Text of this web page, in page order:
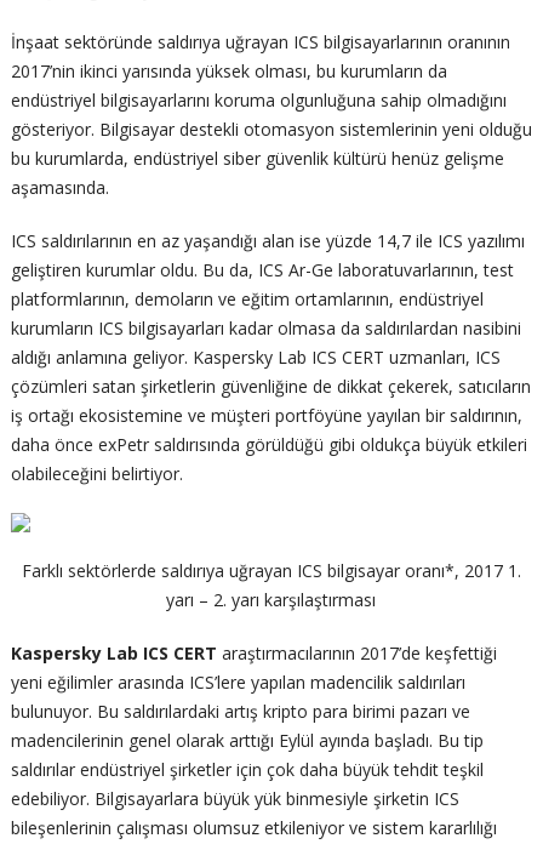
İnşaat sektöründe saldırıya uğrayan ICS bilgisayarlarının oranının
2017’nin ikinci yarısında yüksek olması, bu kurumların da
endüstriyel bilgisayarlarını koruma olgunluğuna sahip olmadığını
gösteriyor. Bilgisayar destekli otomasyon sistemlerinin yeni olduğu
bu kurumlarda, endüstriyel siber güvenlik kültürü henüz gelişme
aşamasında.
ICS saldırılarının en az yaşandığı alan ise yüzde 14,7 ile ICS yazılımı
geliştiren kurumlar oldu. Bu da, ICS Ar-Ge laboratuvarlarının, test
platformlarının, demoların ve eğitim ortamlarının, endüstriyel
kurumların ICS bilgisayarları kadar olmasa da saldırılardan nasibini
aldığı anlamına geliyor. Kaspersky Lab ICS CERT uzmanları, ICS
çözümleri satan şirketlerin güvenliğine de dikkat çekerek, satıcıların
iş ortağı ekosistemine ve müşteri portföyüne yayılan bir saldırının,
daha önce exPetr saldırısında görüldüğü gibi oldukça büyük etkileri
olabileceğini belirtiyor.
Farklı sektörlerde saldırıya uğrayan ICS bilgisayar oranı*, 2017 1.
yarı – 2. yarı karşılaştırması
Kaspersky Lab ICS CERT araştırmacılarının 2017’de keşfettiği
yeni eğilimler arasında ICS’lere yapılan madencilik saldırıları
bulunuyor. Bu saldırılardaki artış kripto para birimi pazarı ve
madencilerinin genel olarak arttığı Eylül ayında başladı. Bu tip
saldırılar endüstriyel şirketler için çok daha büyük tehdit teşkil
edebiliyor. Bilgisayarlara büyük yük binmesiyle şirketin ICS
bileşenlerinin çalışması olumsuz etkileniyor ve sistem kararlılığı